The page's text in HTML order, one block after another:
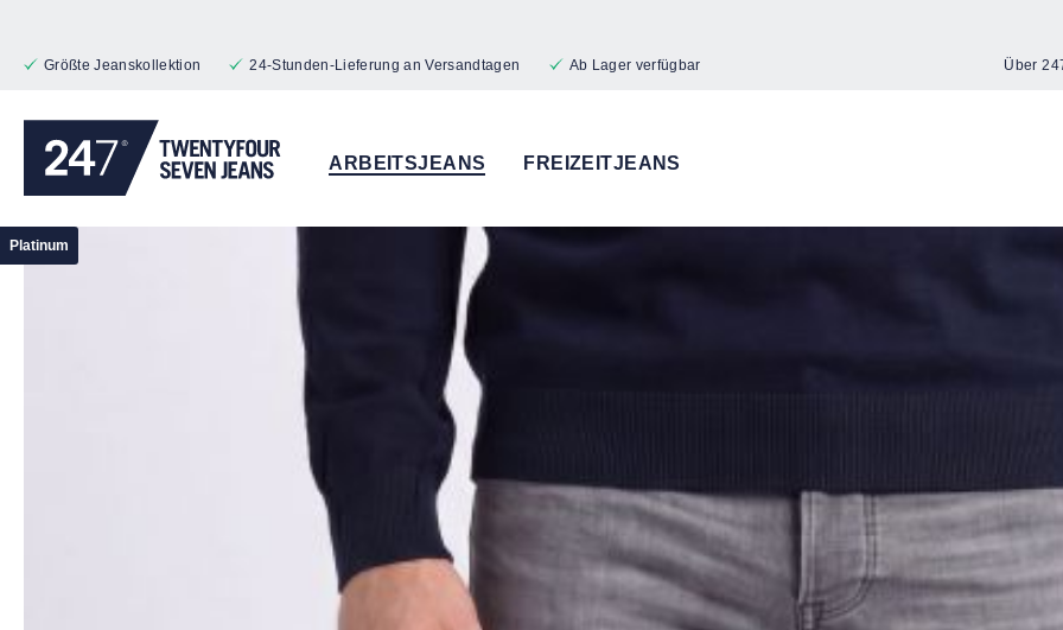
Größte Jeanskollektion 24-Stunden-Lieferung an Versandtagen Ab Lager verfügbar Über
ARBEITSJEANS FREIZEITJEANS
Platinum
Bildergalerie überspringen